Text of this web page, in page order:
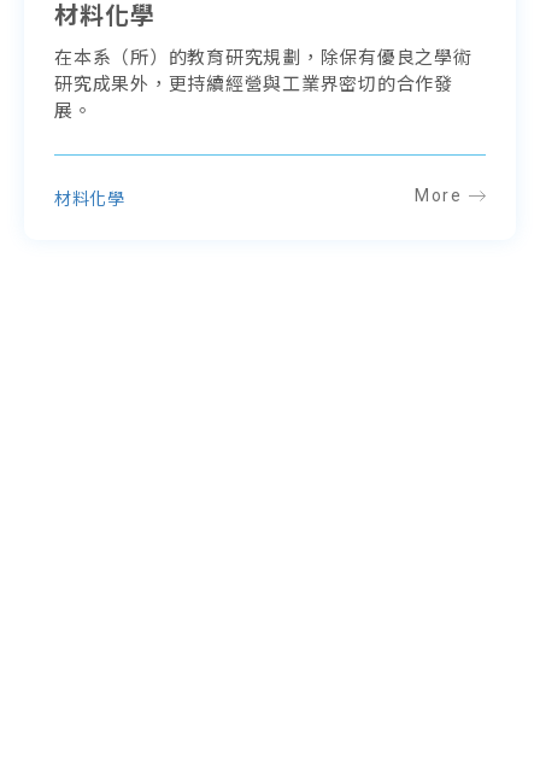
材料化學
在本系（所）的教育研究規劃，除保有優良之學術
研究成果外，更持續經營與工業界密切的合作發
展。
材料化學 More